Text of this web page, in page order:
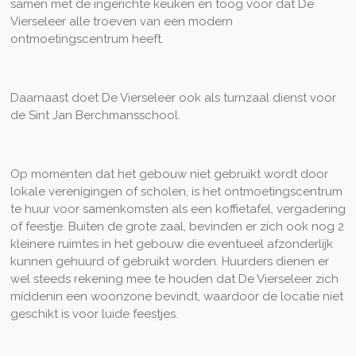
samen met de ingerichte keuken en toog voor dat De
Vierseleer alle troeven van een modern
ontmoetingscentrum heeft.
Daarnaast doet De Vierseleer ook als turnzaal dienst voor
de Sint Jan Berchmansschool.
Op momenten dat het gebouw niet gebruikt wordt door
lokale verenigingen of scholen, is het ontmoetingscentrum
te huur voor samenkomsten als een koffietafel, vergadering
of feestje. Buiten de grote zaal, bevinden er zich ook nog 2
kleinere ruimtes in het gebouw die eventueel afzonderlijk
kunnen gehuurd of gebruikt worden. Huurders dienen er
wel steeds rekening mee te houden dat De Vierseleer zich
middenin een woonzone bevindt, waardoor de locatie niet
geschikt is voor luide feestjes.